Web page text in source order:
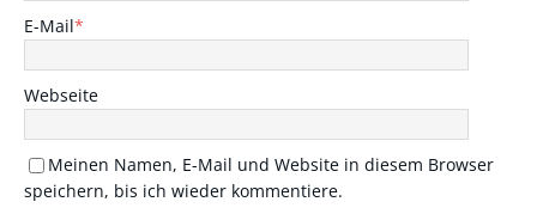
E-Mail*
Webseite
Meinen Namen, E-Mail und Website in diesem Browser
speichern, bis ich wieder kommentiere.